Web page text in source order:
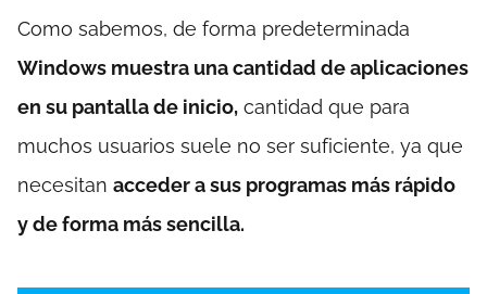
Como sabemos, de forma predeterminada
Windows muestra una cantidad de aplicaciones
en su pantalla de inicio, cantidad que para
muchos usuarios suele no ser suficiente, ya que
necesitan acceder a sus programas más rápido
y de forma más sencilla.